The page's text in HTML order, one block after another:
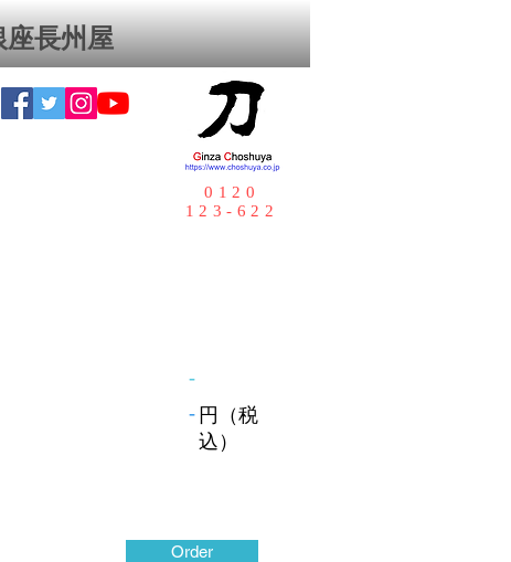
⻑州屋
0120
123-622
-
- 円（税
込）
Order